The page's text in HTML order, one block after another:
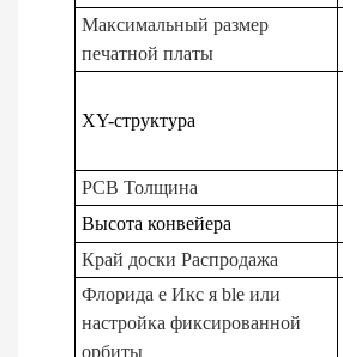
Максимальный размер
печатной платы
XY-структура
PCBТолщина
Высота конвейера
Край доскиРаспродажа
Флоридае Икс я ble или
настройка фиксированной
орбиты